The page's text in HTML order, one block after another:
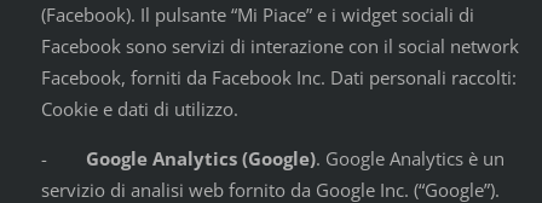
(Facebook). Il pulsante “Mi Piace” e i widget sociali di
Facebook sono servizi di interazione con il social network
Facebook, forniti da Facebook Inc. Dati personali raccolti:
Cookie e dati di utilizzo.
- Google Analytics (Google). Google Analytics è un
servizio di analisi web fornito da Google Inc. (“Google”).